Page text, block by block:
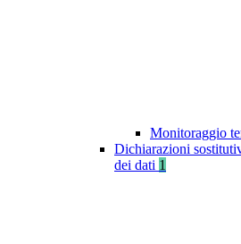
Monitoraggio
Dichiarazioni
dei dati 1